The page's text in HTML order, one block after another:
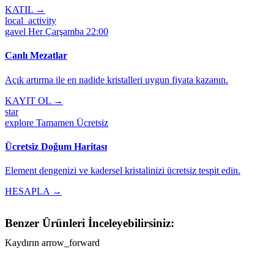
KATIL →
local_activity
gavel Her Çarşamba 22:00
Canlı Mezatlar
Açık artırma ile en nadide kristalleri uygun fiyata kazanın.
KAYIT OL →
star
explore Tamamen Ücretsiz
Ücretsiz Doğum Haritası
Element dengenizi ve kadersel kristalinizi ücretsiz tespit edin.
HESAPLA →
Benzer Ürünleri İnceleyebilirsiniz:
Kaydırın arrow_forward